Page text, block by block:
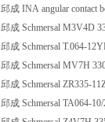
邱成 INA angular contact
邱成 Schmersal M3V4D
邱成 Schmersal T.064-
邱成 Schmersal MV7H
邱成 Schmersal ZR335-
邱成 Schmersal TA064-